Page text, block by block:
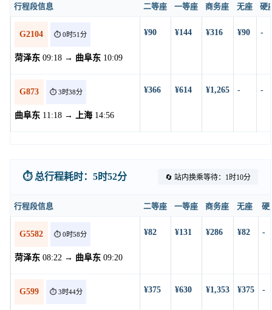
行程段信息 二等座 一等座 商务座 无座 硬
G2104 ⏱️ 0时51分
菏泽东 09:18 → 曲阜东 10:09
¥90 ¥144 ¥316 ¥90 -
G873 ⏱️ 3时38分
曲阜东 11:18 → 上海 14:56
¥366 ¥614 ¥1,265 - -
⏱️ 总行程耗时：5时52分 🔄 站内换乘等待：1时10分
行程段信息 二等座 一等座 商务座 无座 硬
G5582 ⏱️ 0时58分
菏泽东 08:22 → 曲阜东 09:20
¥82 ¥131 ¥286 ¥82 -
G599 ⏱️ 3时44分 ¥375 ¥630 ¥1,353 ¥375 -